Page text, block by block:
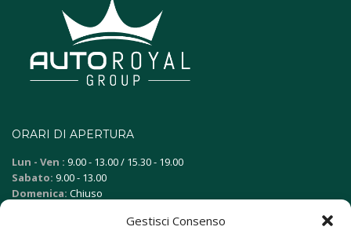
Gestisci Consenso
ORARI DI APERTURA
Lun - Ven : 9.00 - 13.00 / 15.30 - 19.00
Sabato: 9.00 - 13.00
Domenica: Chiuso